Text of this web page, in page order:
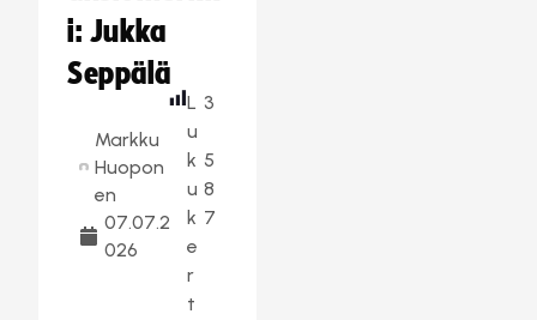
i: Jukka
Seppälä
Markku
Huopon
en
07.07.2
026
L
u
k
u
k
e
r
t
3
5
8
7